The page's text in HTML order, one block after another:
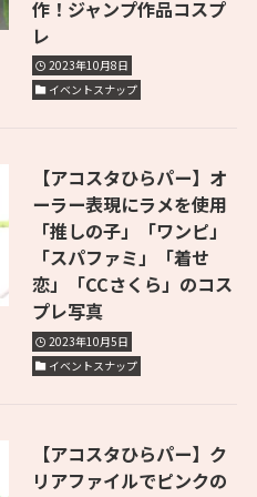
作！ジャンプ作品コスプ
レ
2023年10月8日
イベントスナップ
【アコスタひらパー】オ
ーラー表現にラメを使用
「推しの子」「ワンピ」
「スパファミ」「着せ
恋」「CCさくら」のコス
プレ写真
2023年10月5日
イベントスナップ
【アコスタひらパー】ク
リアファイルでピンクの